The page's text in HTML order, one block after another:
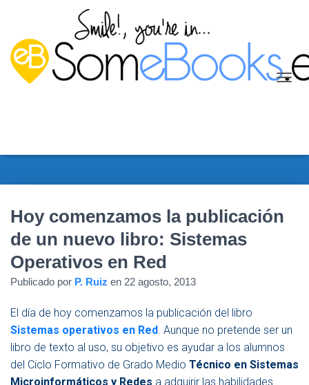
A
I
Ó
Hoy comenzamos la publicación
de un nuevo libro: Sistemas
Operativos en Red
Publicado por P. Ruiz en 22 agosto, 2013
El día de hoy comenzamos la publicación del libro
Sistemas operativos en Red . Aunque no pretende ser un
libro de texto al uso, su objetivo es ayudar a los alumnos
del Ciclo Formativo de Grado Medio Técnico en Sistemas
Microinformáticos y Redes a adquirir las habilidades